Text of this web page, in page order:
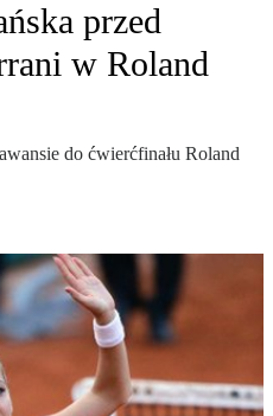
przed
w Roland
do ćwierćfinału Roland